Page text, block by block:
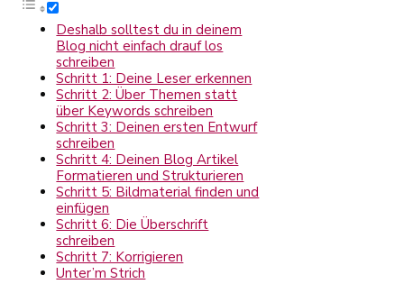
Deshalb solltest du in deinem
Blog nicht einfach drauf los
schreiben
Schritt 1: Deine Leser erkennen
Schritt 2: Über Themen statt
über Keywords schreiben
Schritt 3: Deinen ersten Entwurf
schreiben
Schritt 4: Deinen Blog Artikel
Formatieren und Strukturieren
Schritt 5: Bildmaterial finden und
einfügen
Schritt 6: Die Überschrift
schreiben
Schritt 7: Korrigieren
Unter’m Strich